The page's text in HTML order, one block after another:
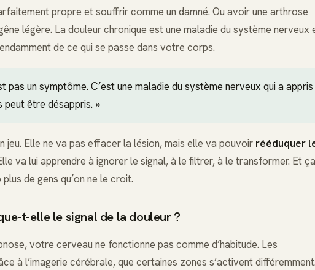
propre et souffrir comme un damné. Ou avoir une arthrose
légère. La douleur chronique est une maladie du système nerveux
de ce qui se passe dans votre corps.
pas un symptôme. C’est une maladie du système nerveux qui a
peut être désappris. »
jeu. Elle ne va pas effacer la lésion, mais elle va pouvoir rééduquer
va lui apprendre à ignorer le signal, à le filtrer, à le transformer. Et
de gens qu’on ne le croit.
t-elle le signal de la douleur ?
votre cerveau ne fonctionne pas comme d’habitude. Les
à l’imagerie cérébrale, que certaines zones s’activent différemment.